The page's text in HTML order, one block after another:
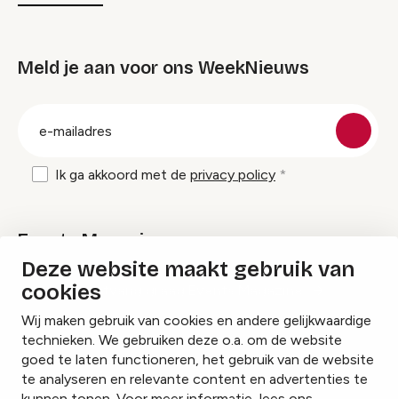
Deze website maakt gebruik van
cookies
Wij maken gebruik van cookies en andere gelijkwaardige
technieken. We gebruiken deze o.a. om de website
goed te laten functioneren, het gebruik van de website
te analyseren en relevante content en advertenties te
Meld je aan voor ons WeekNieuws
Ik ga akkoord met de privacy policy
Events Magazine
Ik ontvang graag Events Magazine
InstagramFacebookLinkedIn